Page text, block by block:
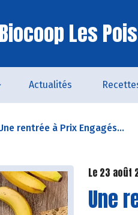
Biocoop Les
Actualités
rentrée à Prix Engagés...
Le 23 août
Une